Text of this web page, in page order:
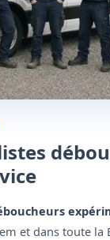
et dans toute la